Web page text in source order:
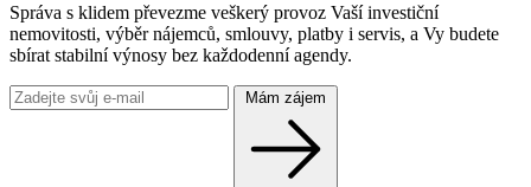
Správa s klidem převezme veškerý provoz Vaší investiční
nemovitosti, výběr nájemců, smlouvy, platby i servis, a Vy budete
sbírat stabilní výnosy bez každodenní agendy.
Mám zájem